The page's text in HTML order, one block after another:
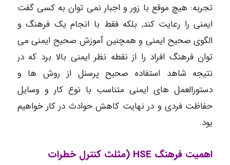
تجربه: هیچ موقع با زور و اجبار نمی توان به کسی گفت
ایمنی را رعایت کند, بلکه فقط با انجام یک فرهنگ و
الگوی صحیح ایمنی و همچنین آموزش صحیح ایمنی می
توان فرهنگ افراد را از نقطه نظر ایمنی بالا برد که در
نتیجه شاهد استفاده صحیح پرسنل از روش ها و
دستورالعمل های ایمنی متناسب با نوع کار و وسایل
حفاظت فردی و در نهایت کاهش حوادث در کار خواهیم
یود.
اهمیت فرهنگ HSE (مثلث کنترل خطرات